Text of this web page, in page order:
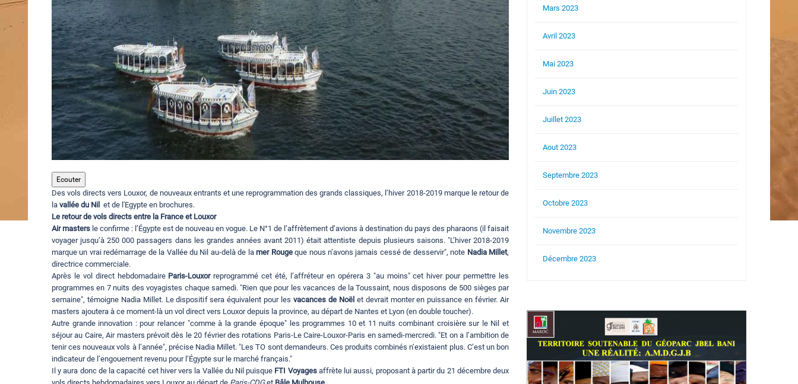
Ecouter
Des vols directs vers Louxor, de nouveaux entrants et une reprogrammation des grands classiques, l’hiver 2018-2019 marque le retour de
la vallée du Nil et de l'Egypte en brochures.
Le retour de vols directs entre la France et Louxor
Air masters le confirme : l’Égypte est de nouveau en vogue. Le N°1 de l’affrètement d’avions à destination du pays des pharaons (il faisait
voyager jusqu’à 250 000 passagers dans les grandes années avant 2011) était attentiste depuis plusieurs saisons. "L’hiver 2018-2019
marque un vrai redémarrage de la Vallée du Nil au-delà de lamer Rougeque nous n’avons jamais cessé de desservir", note Nadia Millet,
directrice commerciale.
Après le vol direct hebdomadaire Paris-Louxorreprogrammé cet été, l’affréteur en opérera 3 "au moins" cet hiver pour permettre les
programmes en 7 nuits des voyagistes chaque samedi. "Rien que pour les vacances de la Toussaint, nous disposons de 500 sièges par
semaine", témoigne Nadia Millet. Le dispositif sera équivalent pour les vacances de Noël et devrait monter en puissance en février. Air
masters ajoutera à ce moment-là un vol direct vers Louxor depuis la province, au départ de Nantes et Lyon (en double toucher).
Autre grande innovation : pour relancer "comme à la grande époque" les programmes 10 et 11 nuits combinant croisière sur le Nil et
séjour au Caire, Air masters prévoit dès le 20 février des rotations Paris-Le Caire-Louxor-Paris en samedi-mercredi. "Et on a l’ambition de
tenir ces nouveaux vols à l’année", précise Nadia Millet. "Les TO sont demandeurs. Ces produits combinés n’existaient plus. C’est un bon
indicateur de l’engouement revenu pour l’Égypte sur le marché français."
Il y aura donc de la capacité cet hiver vers la Vallée du Nil puisque FTI Voyagesaffrète lui aussi, proposant à partir du 21 décembre deux
Mars 2023
Avril 2023
Mai 2023
Juin 2023
Juillet 2023
Aout 2023
Septembre 2023
Octobre 2023
Novembre 2023
Décembre 2023